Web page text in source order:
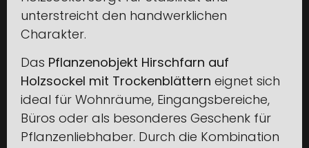
unterstreicht den handwerklichen
Charakter.
Das Pflanzenobjekt Hirschfarn auf
Holzsockel mit Trockenblättern eignet sich
ideal für Wohnräume, Eingangsbereiche,
Büros oder als besonderes Geschenk für
Pflanzenliebhaber. Durch die Kombination